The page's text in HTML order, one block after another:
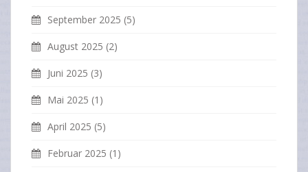
September 2025 (5)
August 2025 (2)
Juni 2025 (3)
Mai 2025 (1)
April 2025 (5)
Februar 2025 (1)